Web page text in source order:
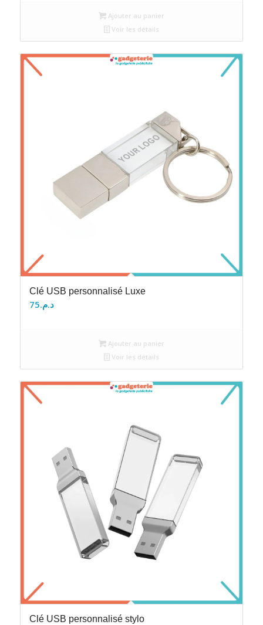
Ajouter au panier
Voir les détails
Clé USB personnalisé Luxe
د.م.75
Ajouter au panier
Voir les détails
Clé USB personnalisé stylo